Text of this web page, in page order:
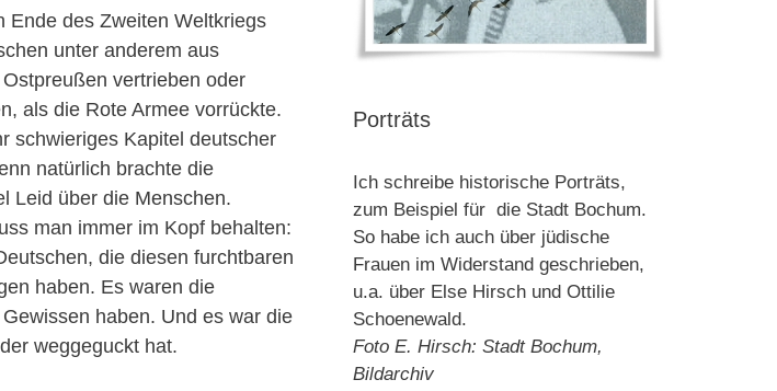
Ende des Zweiten Weltkriegs
unter anderem aus
vertrieben oder
als die Rote Armee vorrückte.
schwieriges Kapitel deutscher
natürlich brachte die
Leid über die Menschen.
man immer im Kopf behalten:
die diesen furchtbaren
haben. Es waren die
haben. Und es war die
weggeguckt hat.
Porträts
Ich schreibe historische Porträts,
zum Beispiel für die Stadt Bochum.
So habe ich auch über jüdische
Frauen im Widerstand geschrieben,
u.a. über Else Hirsch und Ottilie
Schoenewald.
Foto E. Hirsch: Stadt Bochum,
Bildarchiv